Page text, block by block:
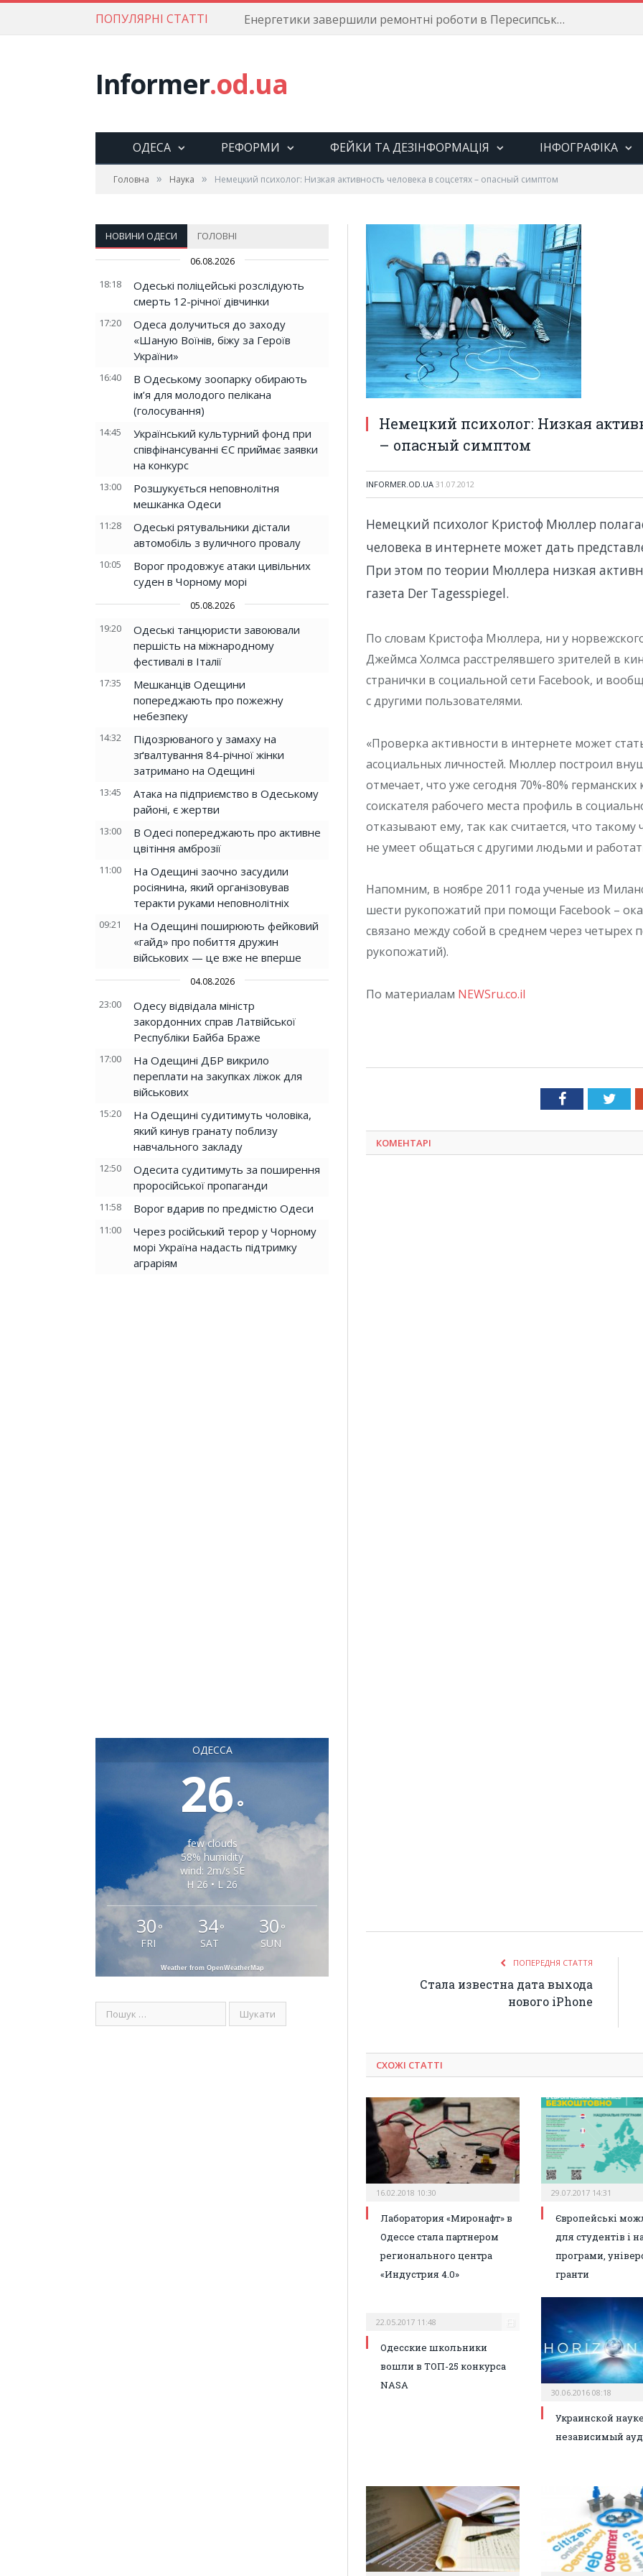
ПОПУЛЯРНІ СТАТТІ Енергетики завершили ремонтні роботи в Пересипському районі
Informer.od.ua
ОДЕСА РЕФОРМИ ФЕЙКИ ТА ДЕЗІНФОРМАЦІЯ ІНФОГРАФІКА
Головна » Наука » Немецкий психолог: Низкая активность человека в соцсетях – опасный симптом
НОВИНИ ОДЕСИ ГОЛОВНІ
06.08.2026
18:18
Одеські поліцейські розслідують
смерть 12-річної дівчинки
17:20
Одеса долучиться до заходу
«Шаную Воїнів, біжу за Героїв
України»
16:40
В Одеському зоопарку обирають
ім’я для молодого пелікана
(голосування)
14:45
Український культурний фонд при
співфінансуванні ЄС приймає заявки
на конкурс
13:00
Розшукується неповнолітня
мешканка Одеси
11:28
Одеські рятувальники дістали
автомобіль з вуличного провалу
10:05
Ворог продовжує атаки цивільних
суден в Чорному морі
05.08.2026
19:20
Одеські танцюристи завоювали
першість на міжнародному
фестивалі в Італії
17:35
Мешканців Одещини
попереджають про пожежну
небезпеку
14:32
Підозрюваного у замаху на
зґвалтування 84-річної жінки
затримано на Одещині
13:45
Атака на підприємство в Одеському
районі, є жертви
13:00
В Одесі попереджають про активне
цвітіння амброзії
11:00
На Одещині заочно засудили
росіянина, який організовував
теракти руками неповнолітніх
09:21
На Одещині поширюють фейковий
«гайд» про побиття дружин
військових — це вже не вперше
04.08.2026
23:00
Одесу відвідала міністр
закордонних справ Латвійської
Республіки Байба Браже
17:00
На Одещині ДБР викрило
переплати на закупках ліжок для
військових
15:20
На Одещині судитимуть чоловіка,
який кинув гранату поблизу
навчального закладу
12:50
Одесита судитимуть за поширення
проросійської пропаганди
11:58 Ворог вдарив по предмістю Одеси
11:00
Через російський терор у Чорному
морі Україна надасть підтримку
аграріям
ОДЕССА
26°
few clouds
58% humidity
wind: 2m/s SE
H 26 • L 26
30 °
FRI
34°
SAT
30 °
SUN
Weather from OpenWeatherMap
Немецкий психолог: Низкая
– опасный симптом
INFORMER.OD.UA 31.07.2012
Немецкий психолог Кристоф Мюллер
человека в интернете может дать
При этом по теории Мюллера низкая
газета Der Tagesspiegel.
По словам Кристофа Мюллера, ни у
Джеймса Холмса расстрелявшего зрителей в
странички в социальной сети Faceboоk, и
с другими пользователями.
«Проверка активности в интернете может
асоциальных личностей. Мюллер построил
отмечает, что уже сегодня 70%-80%
соискателя рабочего места профиль в
отказывают ему, так как считается, что
не умеет общаться с другими людьми и
Напомним, в ноябре 2011 года ученые из
шести рукопожатий при помощи Facebook –
связано между собой в среднем через четырех
рукопожатий).
По материалам NEWSru.co.il
Facebook
КОМЕНТАРІ
ПОПЕРЕДНЯ СТАТТЯ
Стала известна дата выхода
нового iPhone
СХОЖІ СТАТТІ
16.02.2018 10:30
Лаборатория «Миронафт» в
Одессе стала партнером
регионального центра
«Индустрия 4.0»
29.07.2017 14:31
Європейські
для студентів і
програми,
гранти
22.05.2017 11:48
Одесские школьники
вошли в ТОП-25 конкурса
NASA
30.06.2016 08:18
Украинской
независимый